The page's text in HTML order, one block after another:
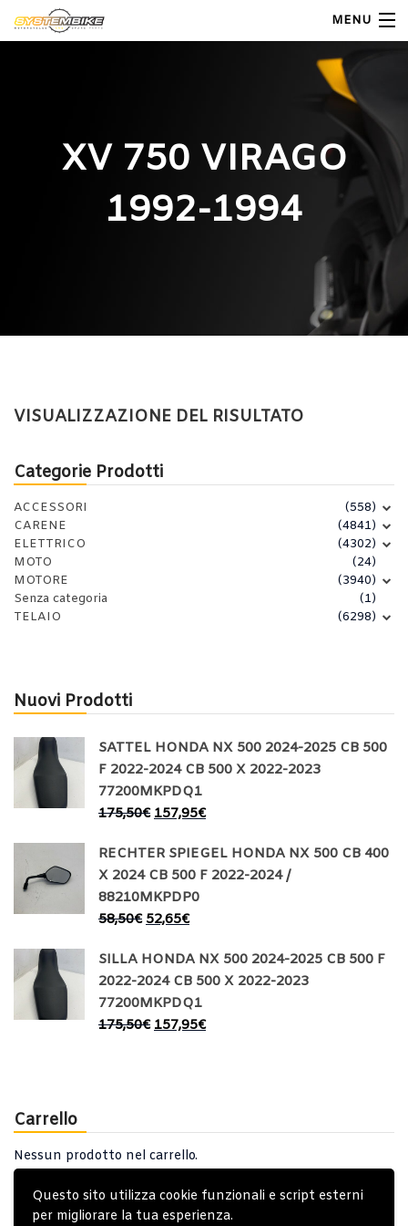
Questo sito utilizza cookie funzionali e script esterni
per migliorare la tua esperienza.
MENU
Shop Moto
Contatti
XV 750 VIRAGO
1992-1994
Categorie Prodotti
ACCESSORI
(558)
CARENE
(4841)
ELETTRICO
(4302)
MOTO
(24)
MOTORE
(3940)
Senza categoria
(1)
TELAIO
(6298)
Nuovi Prodotti
SATTEL HONDA NX 500 2024-2025 CB 500
F 2022-2024 CB 500 X 2022-2023
77200MKPDQ1
175,50€ 157,95€
RECHTER SPIEGEL HONDA NX 500 CB 400
X 2024 CB 500 F 2022-2024 /
88210MKPDP0
58,50€ 52,65€
SILLA HONDA NX 500 2024-2025 CB 500 F
2022-2024 CB 500 X 2022-2023
77200MKPDQ1
175,50€ 157,95€
Carrello
Nessun prodotto nel carrello.
VISUALIZZAZIONE DEL RISULTATO